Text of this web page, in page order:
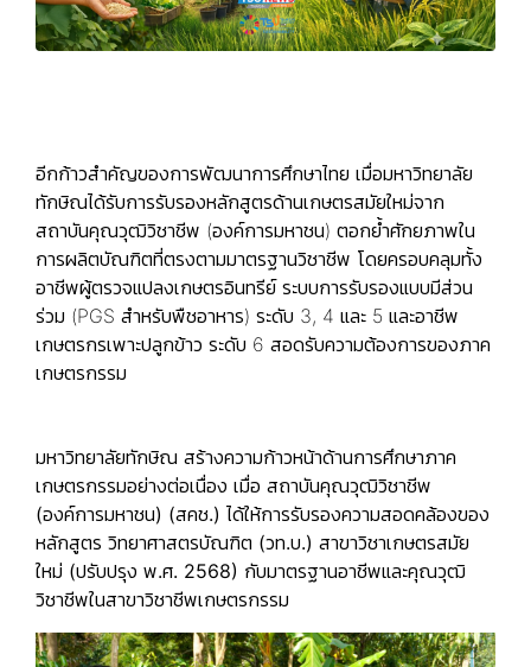
อีกก้าวสำคัญของการพัฒนาการศึกษาไทย เมื่อมหาวิทยาลัย
ทักษิณได้รับการรับรองหลักสูตรด้านเกษตรสมัยใหม่จาก
สถาบันคุณวุฒิวิชาชีพ (องค์การมหาชน) ตอกย้ำศักยภาพใน
การผลิตบัณฑิตที่ตรงตามมาตรฐานวิชาชีพ โดยครอบคลุมทั้ง
อาชีพผู้ตรวจแปลงเกษตรอินทรีย์ ระบบการรับรองแบบมีส่วน
ร่วม (PGS สำหรับพืชอาหาร) ระดับ 3, 4 และ 5 และอาชีพ
เกษตรกรเพาะปลูกข้าว ระดับ 6 สอดรับความต้องการของภาค
เกษตรกรรม
มหาวิทยาลัยทักษิณ สร้างความก้าวหน้าด้านการศึกษาภาค
เกษตรกรรมอย่างต่อเนื่อง เมื่อ สถาบันคุณวุฒิวิชาชีพ
(องค์การมหาชน) (สคช.) ได้ให้การรับรองความสอดคล้องของ
หลักสูตร วิทยาศาสตรบัณฑิต (วท.บ.) สาขาวิชาเกษตรสมัย
ใหม่ (ปรับปรุง พ.ศ. 2568) กับมาตรฐานอาชีพและคุณวุฒิ
วิชาชีพในสาขาวิชาชีพเกษตรกรรม